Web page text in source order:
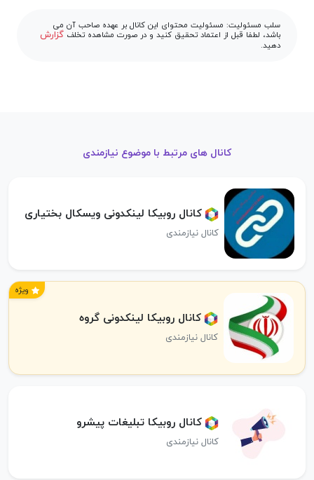
سلب مسئولیت: مسئولیت محتوای این کانال بر عهده صاحب آن می
باشد، لطفا قبل از اعتماد تحقیق کنید و در صورت مشاهده تخلف گزارش
دهید.
کانال های مرتبط با موضوع نیازمندی
کانال روبیکا لینکدونی ویسکال بختیاری
کانال نیازمندی
ویژه
کانال روبیکا لینکدونی گروه
کانال نیازمندی
کانال روبیکا تبلیغات پیشرو
کانال نیازمندی